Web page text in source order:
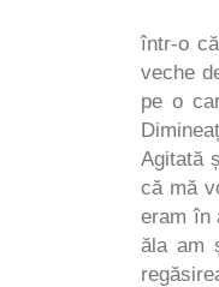
Am
într-o
veche
pe o
Agitată
că mă
eram în
ăla am